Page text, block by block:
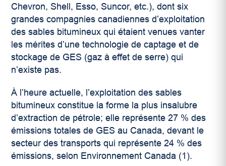
Chevron, Shell, Esso, Suncor, etc.), dont six
grandes compagnies canadiennes d’exploitation
des sables bitumineux qui étaient venues vanter
les mérites d’une technologie de captage et de
stockage de GES (gaz à effet de serre) qui
n’existe pas.
À l’heure actuelle, l’exploitation des sables
bitumineux constitue la forme la plus insalubre
d’extraction de pétrole; elle représente 27 % des
émissions totales de GES au Canada, devant le
secteur des transports qui représente 24 % des
émissions, selon Environnement Canada (1).